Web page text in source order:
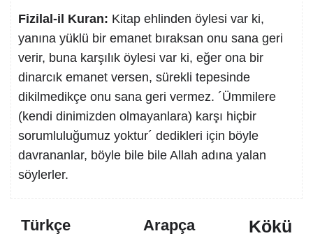
Fizilal-il Kuran: Kitap ehlinden öylesi var ki,
yanına yüklü bir emanet bıraksan onu sana geri
verir, buna karşılık öylesi var ki, eğer ona bir
dinarcık emanet versen, sürekli tepesinde
dikilmedikçe onu sana geri vermez. ´Ümmilere
(kendi dinimizden olmayanlara) karşı hiçbir
sorumluluğumuz yoktur´ dedikleri için böyle
davrananlar, böyle bile bile Allah adına yalan
söylerler.
Türkçe Arapça Kökü